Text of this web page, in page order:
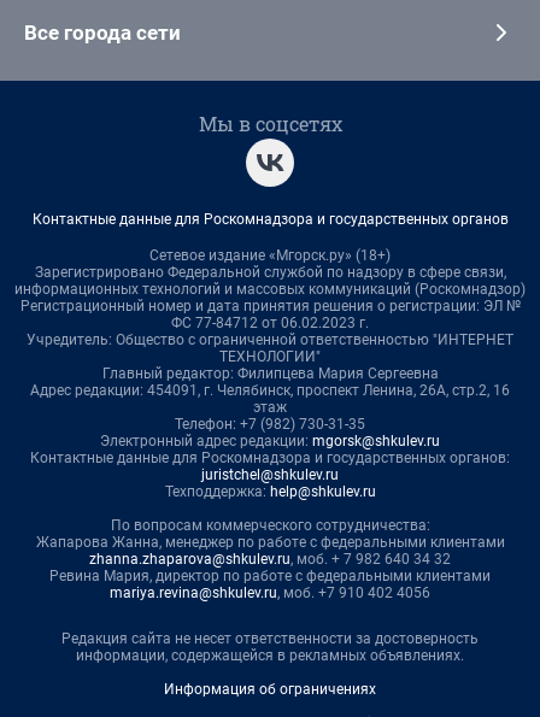
Все города сети
Мы в соцсетях
Контактные данные для Роскомнадзора и государственных органов
Сетевое издание «Мгорск.ру» (18+)
Зарегистрировано Федеральной службой по надзору в сфере связи,
информационных технологий и массовых коммуникаций (Роскомнадзор)
Регистрационный номер и дата принятия решения о регистрации: ЭЛ №
ФС 77-84712 от 06.02.2023 г.
Учредитель: Общество с ограниченной ответственностью "ИНТЕРНЕТ
ТЕХНОЛОГИИ"
Главный редактор: Филипцева Мария Сергеевна
Адрес редакции: 454091, г. Челябинск, проспект Ленина, 26А, стр.2, 16
этаж
Телефон: +7 (982) 730-31-35
Электронный адрес редакции: mgorsk@shkulev.ru
Контактные данные для Роскомнадзора и государственных органов:
juristchel@shkulev.ru
Техподдержка: help@shkulev.ru
По вопросам коммерческого сотрудничества:
Жапарова Жанна, менеджер по работе с федеральными клиентами
zhanna.zhaparova@shkulev.ru, моб. + 7 982 640 34 32
Ревина Мария, директор по работе с федеральными клиентами
mariya.revina@shkulev.ru, моб. +7 910 402 4056
Редакция сайта не несет ответственности за достоверность
информации, содержащейся в рекламных объявлениях.
Информация об ограничениях